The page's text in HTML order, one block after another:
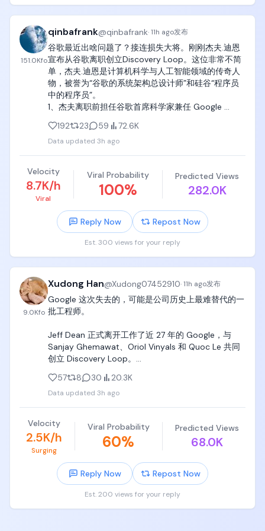
151.0Kfo
qinbafrank@qinbafrank·11h ago发布
谷歌最近出啥问题了？接连损失大将。刚刚杰夫.迪恩
宣布从谷歌离职创立Discovery Loop。这位非常不简
单，杰夫.迪恩是计算机科学与人工智能领域的传奇人
物，被誉为“谷歌的系统架构总设计师”和硅谷“程序员
中的程序员”。
1、杰夫离职前担任谷歌首席科学家兼任 Google
Google Senior Fellow/Level 11，在谷歌数十万员工
中，能达到 Level 11 的极度罕见，几乎代表了整个谷歌
技术体系的终极权威。
2、Jeff Dean在谷歌工作27年，其职业生涯贯穿了互
联网海量数据处理时代与现代人工智能时代，其核心
成就可分为三大阶段：
1）奠定现代互联网基础的基础设施（2000年代）
在谷歌成立早期，他主导开发了一系列支撑起整个
MapReduce：划时代的分布式计算框架。它将庞大的
Bigtable：高扩展性、高性能的分布式结构化数据存储
系统，直接催生了后来的 NoSQL 数据库浪潮（如
HBase）。
据库“一致性”与“可用性”难以兼得的困境。
搜索与广告系统架构：主导设计了谷歌早期的五代搜
索索引与抓取系统，以及 AdSense 广告投放系统的早
2）推动 AI 革命与深度学习生态（2010年代）
学习引入谷歌的核心业务。
TensorFlow：主导打造并开源了全球最著名的深度学
习框架之一 TensorFlow，极大地降低了全球研究者和
开发者使用 AI 的门槛。
DistBelief & Pathways：先后设计了 DistBelief（早
期大规模分布式神经网络训练系统） 和 Pathways 架
构（为后续训练 PaLM、Gemini 等超大规模多模态大
模型奠定了系统支撑）。
192 23 59 72.6K
Data updated 3h ago
Velocity
8.7K/h
Viral
Viral Probability
100%
Predicted Views
282.0K
Reply Now Repost Now
Est. 300 views for your reply
9.0Kfo
Xudong Han@Xudong07452910·11h ago发布
Google 这次失去的，可能是公司历史上最难替代的一
批工程师。
Jeff Dean 正式离开工作了近 27 年的 Google，与
Sanjay Ghemawat、Oriol Vinyals 和 Quoc Le 共同
创立 Discovery Loop。
不了解 Jeff Dean 的人，可以简单把他理解成 Google
技术体系最核心的奠基者之一：早期参与构建搜索和
分布式计算基础设施，后来联合创立 Google Brain，
并长期担任 Google 的首席科学家。
Discovery Loop 想做的事情也很大，例如让 AI 自己
提出实验、执行实验、分析结果，再根据结果继续下
一轮，最终加速机器学习、芯片、材料、生物和药物
研究。
值得关注的是 Google 最近的人才流动。Noam
57 8 30 20.3K
Data updated 3h ago
Velocity
2.5K/h
Surging
Viral Probability
60%
Predicted Views
68.0K
Reply Now Repost Now
Est. 200 views for your reply